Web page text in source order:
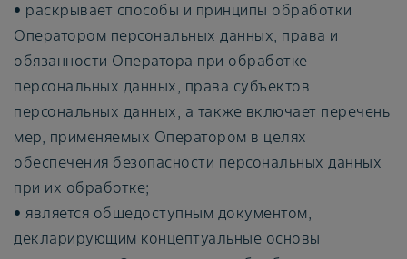
• раскрывает способы и принципы обработки
Оператором персональных данных, права и
обязанности Оператора при обработке
персональных данных, права субъектов
персональных данных, а также включает перечень
мер, применяемых Оператором в целях
обеспечения безопасности персональных данных
при их обработке;
• является общедоступным документом,
декларирующим концептуальные основы